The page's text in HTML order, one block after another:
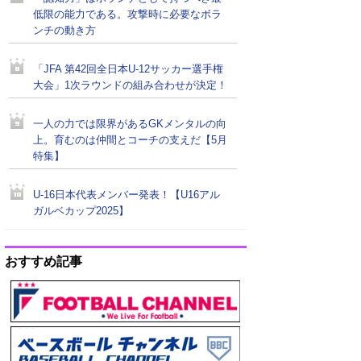
低限の能力である。攻撃時に必要なボラ
ンチの動き方
「JFA 第42回全日本U-12サッカー選手権
大会」1次ラウンドの組み合わせが決定！
一人の力では限界があるGKメンタルの向
上。育むのは仲間とコーチの支えだ【5月
特集】
U-16日本代表メンバー発表！【U16アル
ガルベカップ2025】
おすすめ記事